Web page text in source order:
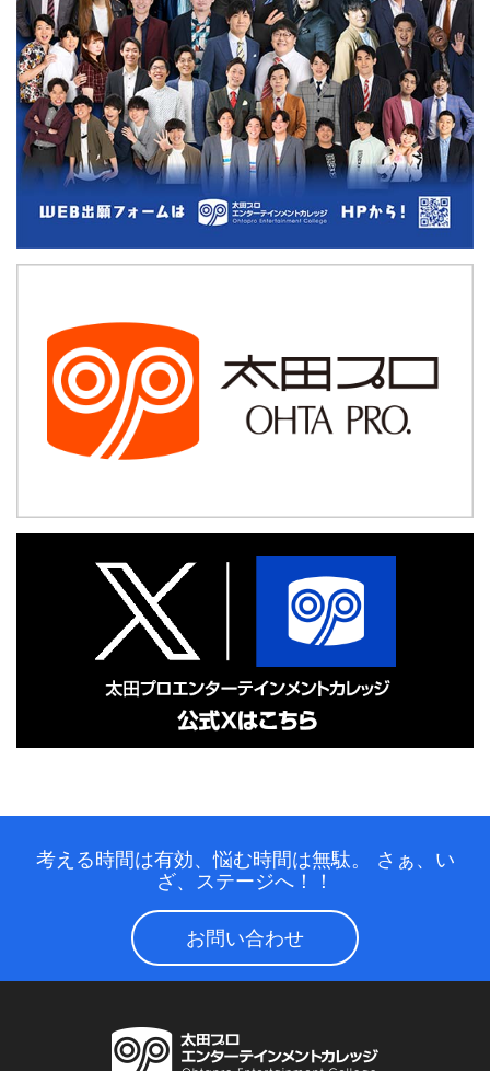
考える時間は有効、悩む時間は無駄。
さぁ、い
ざ、ステージへ！！
お問い合わせ